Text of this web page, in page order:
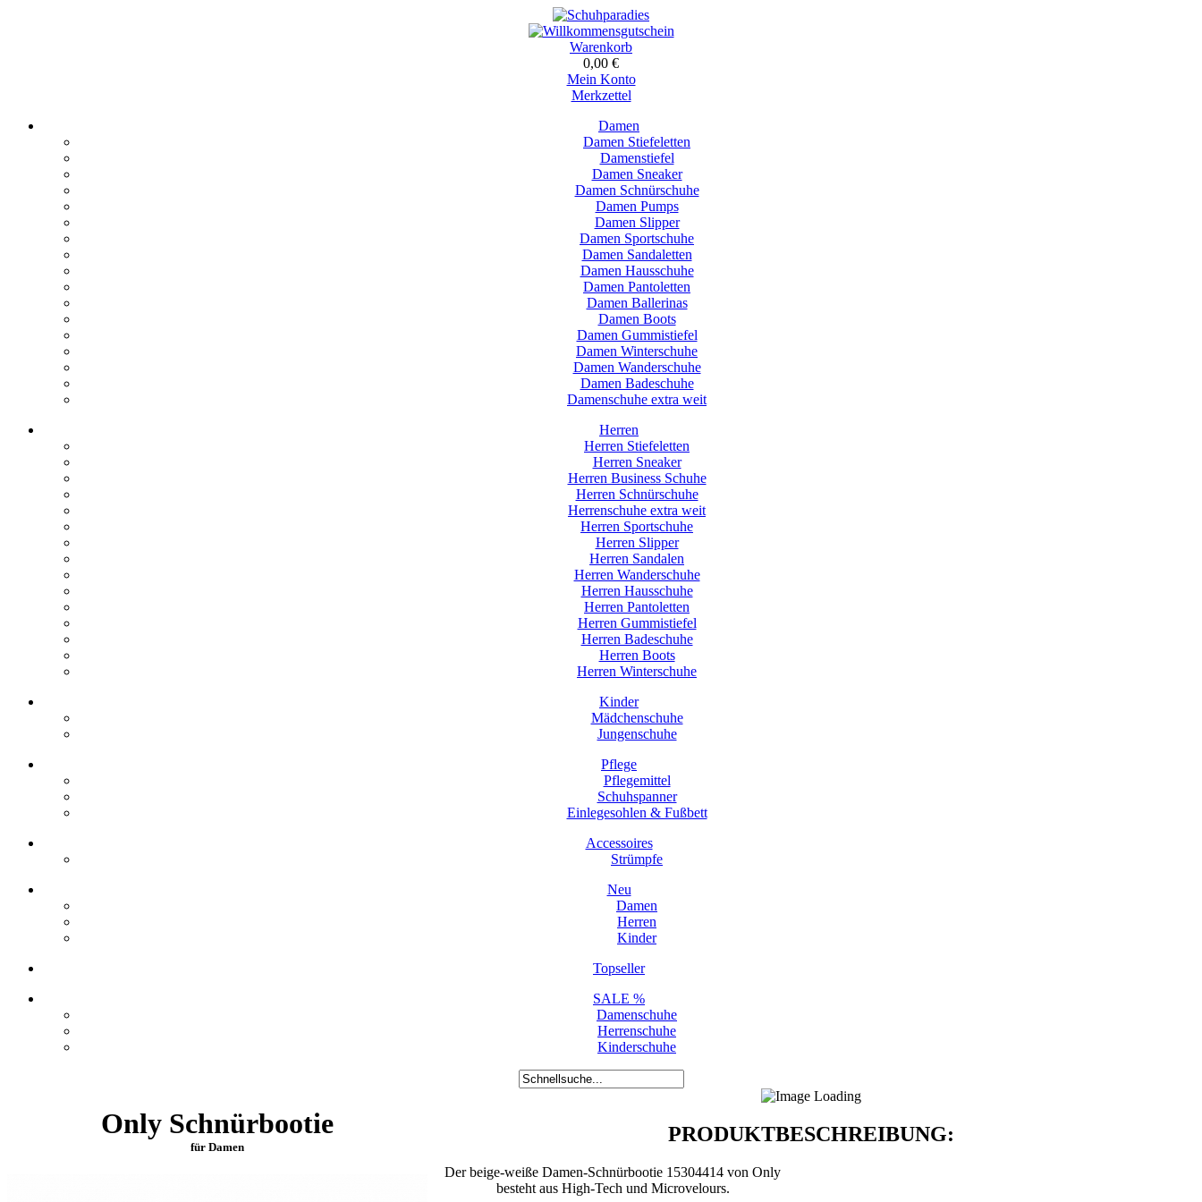
Warenkorb
0,00 €
Mein Konto
Merkzettel
Damen
Damen Stiefeletten
Damenstiefel
Damen Sneaker
Damen Schnürschuhe
Damen Pumps
Damen Slipper
Damen Sportschuhe
Damen Sandaletten
Damen Hausschuhe
Damen Pantoletten
Damen Ballerinas
Damen Boots
Damen Gummistiefel
Damen Winterschuhe
Damen Wanderschuhe
Damen Badeschuhe
Damenschuhe extra weit
Herren
Herren Stiefeletten
Herren Sneaker
Herren Business Schuhe
Herren Schnürschuhe
Herrenschuhe extra weit
Herren Sportschuhe
Herren Slipper
Herren Sandalen
Herren Wanderschuhe
Herren Hausschuhe
Herren Pantoletten
Herren Gummistiefel
Herren Badeschuhe
Herren Boots
Herren Winterschuhe
Kinder
Mädchenschuhe
Jungenschuhe
Pflege
Pflegemittel
Schuhspanner
Einlegesohlen & Fußbett
Accessoires
Strümpfe
Neu
Damen
Herren
Kinder
Topseller
SALE %
Damenschuhe
Herrenschuhe
Kinderschuhe
Only Schnürbootie
für Damen
PRODUKTBESCHREIBUNG:
Der beige-weiße Damen-Schnürbootie 15304414 von Only
besteht aus High-Tech und Microvelours.